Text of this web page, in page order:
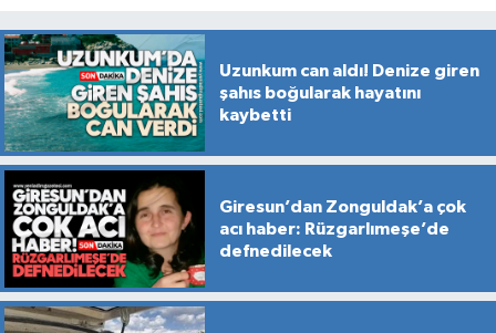
Uzunkum can aldı! Denize giren
şahıs boğularak hayatını
kaybetti
Giresun’dan Zonguldak’a çok
acı haber: Rüzgarlımeşe’de
defnedilecek